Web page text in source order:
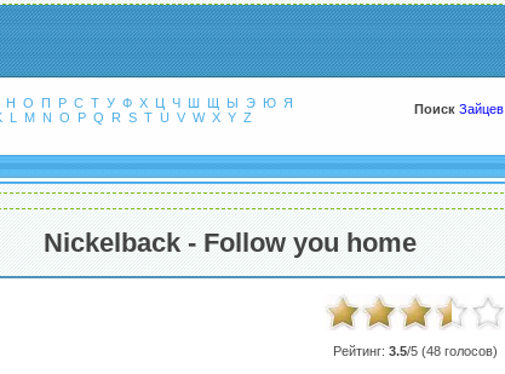
Н О П Р С Т У Ф Х Ц Ч Ш Щ Ы Э Ю
Я
L M N O P Q R S T U V W X Y Z
Поиск Зайцев
Nickelback - Follow you home
Рейтинг: 3.5/5 (48голосов)